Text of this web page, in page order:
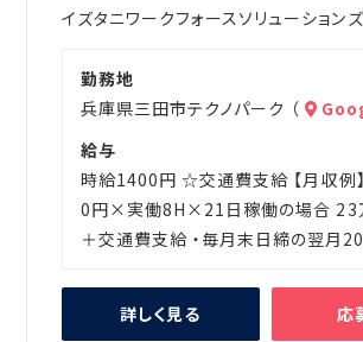
イズタニワークフォースソリューションズ
勤務地
兵庫県三田市テクノパーク （
給与
時給1400円 ☆交通費支給 【月収例
0円×実働8H×21日稼働の場合 23
＋交通費支給 ・毎月末日締の翌月
詳しく見る 応